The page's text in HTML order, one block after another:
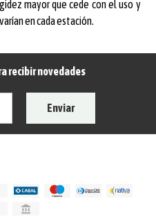
mayor que cede con el uso y
en cada estación.
recibir novedades
Enviar